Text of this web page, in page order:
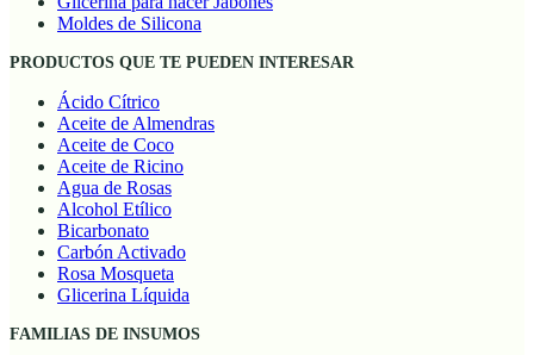
Moldes de Silicona
PRODUCTOS QUE TE PUEDEN INTERESAR
Ácido Cítrico
Aceite de Almendras
Aceite de Coco
Aceite de Ricino
Agua de Rosas
Alcohol Etílico
Bicarbonato
Carbón Activado
Rosa Mosqueta
Glicerina Líquida
FAMILIAS DE INSUMOS